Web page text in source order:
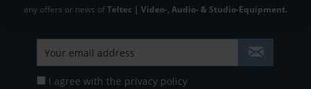
any offers or news ofTeltec | Video-, Audio- & Studio-Equipment.
I agree with the privacy policy